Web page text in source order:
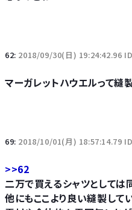
62: 2018/09/30(日) 19:24:42.96
マーガレットハウエルって縫
69: 2018/10/01(月) 18:57:14.79
>>62
二万で買えるシャツとしては
他にもここより良い縫製して